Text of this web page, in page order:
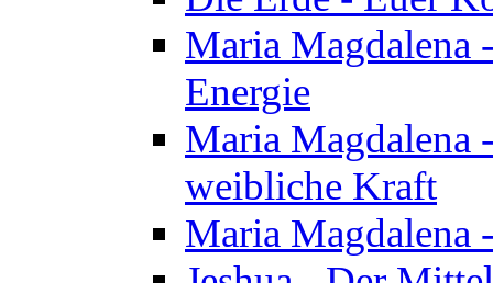
Maria Magdalena
Energie
Maria Magdalena
weibliche Kraft
Maria Magdalena